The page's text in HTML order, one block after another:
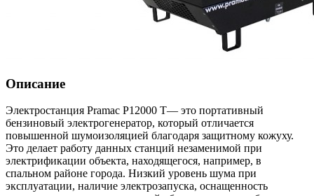
Описание
Электростанция Pramac P12000 T— это портативный
бензиновый электрогенератор, который отличается
повышенной шумоизоляцией благодаря защитному кожуху.
Это делает работу данных станций незаменимой при
электрификации объекта, находящегося, например, в
спальном районе города. Низкий уровень шума при
эксплуатации, наличие электрозапуска, оснащенность